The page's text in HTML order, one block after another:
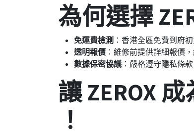
為何選擇
免運費檢測 ：香港全區免費到府
透明報價 ：維修前提供詳細報價
數據保密協議 ：嚴格遵守隱私條
讓 ZEROX
！